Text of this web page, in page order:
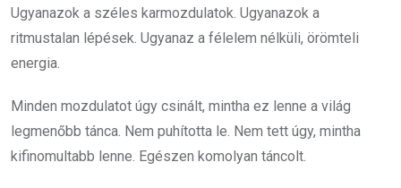
Ugyanazok a széles karmozdulatok. Ugyanazok a
ritmustalan lépések. Ugyanaz a félelem nélküli, örömteli
energia.
Minden mozdulatot úgy csinált, mintha ez lenne a világ
legmenőbb tánca. Nem puhította le. Nem tett úgy, mintha
kifinomultabb lenne. Egészen komolyan táncolt.